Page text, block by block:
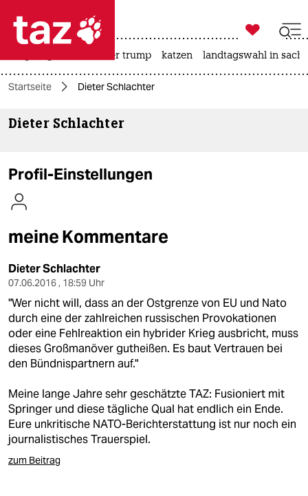
 taz zahl ich
taz zahl ich
themen
kultur
sport
berlin
nord
wahrheit
verlag
verlag
veranstaltungen

taz zahl ich
usa unter trump katzen landtagswahl in
Startseite Dieter Schlachter
Dieter Schlachter
Profil-Einstellungen
meine Kommentare
Dieter Schlachter
07.06.2016 , 18:59 Uhr
"Wer nicht will, dass an der Ostgrenze von EU und Nato
durch eine der zahlreichen russischen Provokationen
oder eine Fehlreaktion ein hybrider Krieg ausbricht, muss
dieses Großmanöver gutheißen. Es baut Vertrauen bei
den Bündnispartnern auf."
Meine lange Jahre sehr geschätzte TAZ: Fusioniert mit
Springer und diese tägliche Qual hat endlich ein Ende.
Eure unkritische NATO-Berichterstattung ist nur noch ein
journalistisches Trauerspiel.
zum Beitrag